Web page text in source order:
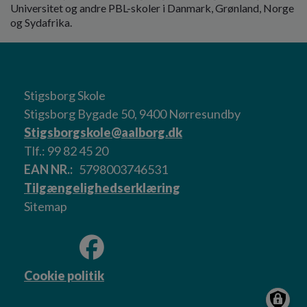
Universitet og andre PBL-skoler i Danmark, Grønland, Norge
og Sydafrika.
Stigsborg Skole
Stigsborg Bygade 50, 9400 Nørresundby
Stigsborgskole@aalborg.dk
Tlf.: 99 82 45 20
EAN NR.
5798003746531
Tilgængelighedserklæring
Sitemap
Cookie politik